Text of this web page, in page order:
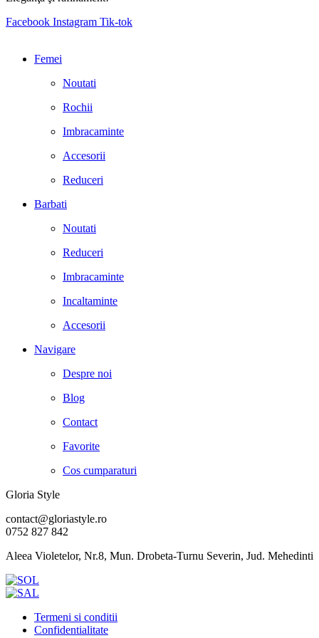
Facebook Instagram Tik-tok
Femei
Noutati
Rochii
Imbracaminte
Accesorii
Reduceri
Barbati
Noutati
Reduceri
Imbracaminte
Incaltaminte
Accesorii
Navigare
Despre noi
Blog
Contact
Favorite
Cos cumparaturi
Gloria Style
contact@gloriastyle.ro
0752 827 842
Aleea Violetelor, Nr.8, Mun. Drobeta-Turnu Severin, Jud. Mehedinti
Termeni si conditii
Confidentialitate